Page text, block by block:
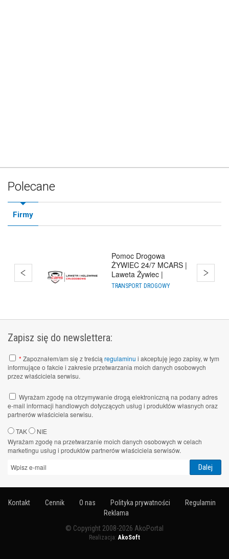
Polecane
Firmy
Pomoc Drogowa
ŻYWIEC 24/7 MCARS |
Laweta Żywiec |
Holowanie Cało
TRANSPORT DROGOWY
Zapisz się do newslettera:
* Zapoznałem/am się z treścią regulaminu i akceptuję jego zapisy, w tym
informujące o fakcie i zakresie przetwarzania moich danych osobowych
przez właściciela serwisu.
Wyrażam zgodę na otrzymywanie drogą elektroniczną na podany adres
e-mail informacji handlowych dotyczących usług i produktów własnych oraz
partnerów właściciela serwisu.
TAK
NIE
Wyrażam zgodę na przetwarzanie moich danych osobowych w celach
marketingu usług i produktów partnerów właściciela serwisów.
Kontakt Cennik O nas Polityka prywatności
Regulamin
Reklama
© Copyright 2008-2026 AkoPortal
Realizacja:AkoSoft